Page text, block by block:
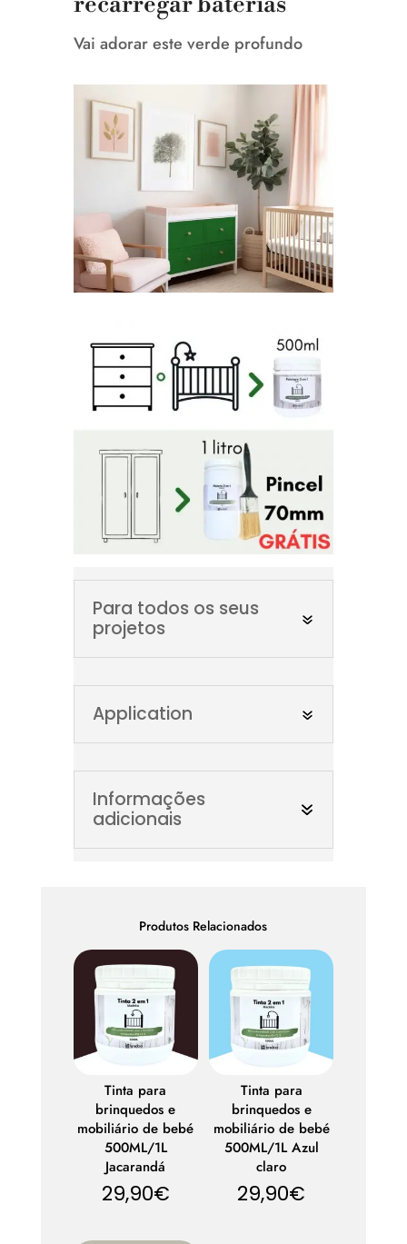
Vai adorar este verde profundo
Para todos os seus
projetos
Application
Informações
adicionais
Produtos Relacionados
Tinta para
brinquedos e
mobiliário de bebé
500ML/1L
Jacarandá
29,90€
Tinta para
brinquedos e
mobiliário de bebé
500ML/1L Azul
claro
29,90€